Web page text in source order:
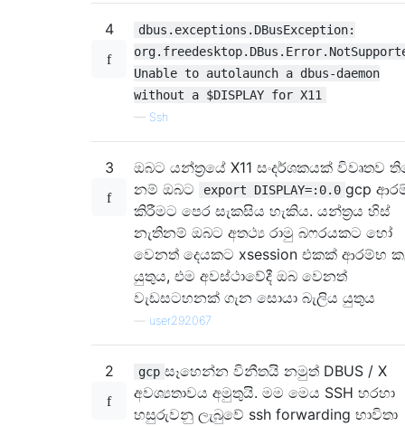
4
dbus.exceptions.DBusException:
Unable to autolaunch a dbus-daemon
without a $DISPLAY for X11
— Ssh
3
ඔබට යන්ත්‍රයේ X11 සංදර්ශකයක් විවෘතව
නම් ඔබට
export DISPLAY=:0.0 gcp
කිරීමට පෙර සැකසිය හැකිය. යන්ත්‍රය හිස්
නැතිනම් ඔබට අතථ්‍ය රාමු බෆරයකට හෝ
වෙනත් දෙයකට xsession එකක් ආරම්භ
යුතුය, එම අවස්ථාවේදී ඔබ වෙනත්
වැඩසටහනක් ගැන සොයා බැලිය යුතුය
user292067
2 gcp සෑහෙන්න විනීතයි නමුත් DBUS / X
අවශ්‍යතාවය අමුතුයි. මම මෙය SSH හරහා
හසුරුවනු ලැබුවේ ssh forwarding භාවිතා